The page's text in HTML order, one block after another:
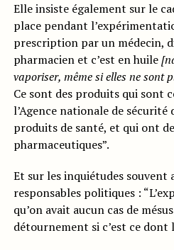
Elle insiste également sur le
place pendant
prescription par un médecin,
pharmacien et c’est en huile
vaporiser, même si elles ne sont
Ce sont des produits qui sont
l’Agence nationale de sécurité
produits de santé, et qui ont
pharmaceutiques”.
Et sur les inquiétudes souvent
responsables politiques :
qu’on avait aucun cas de
détournement si c’est ce